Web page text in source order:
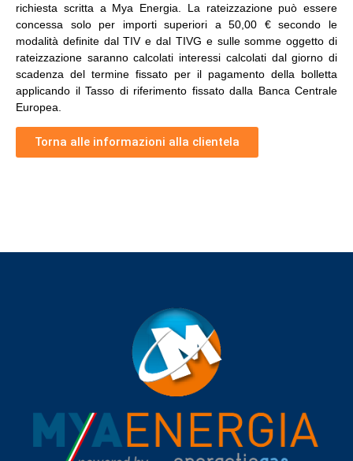
richiesta scritta a Mya Energia. La rateizzazione può essere
concessa solo per importi superiori a 50,00 € secondo le
modalità definite dal TIV e dal TIVG e sulle somme oggetto di
rateizzazione saranno calcolati interessi calcolati dal giorno di
scadenza del termine fissato per il pagamento della bolletta
applicando il Tasso di riferimento fissato dalla Banca Centrale
Europea.
Torna alle informazioni alla clientela